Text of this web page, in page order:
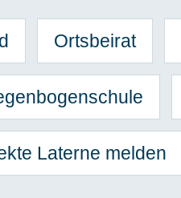
Ortsbeirat
Laterne melden